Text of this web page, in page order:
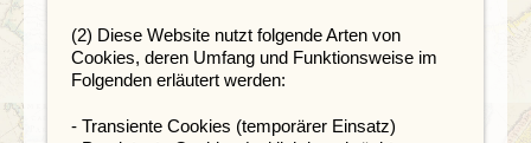
(2) Diese Website nutzt folgende Arten von
Cookies, deren Umfang und Funktionsweise im
Folgenden erläutert werden:
- Transiente Cookies (temporärer Einsatz)